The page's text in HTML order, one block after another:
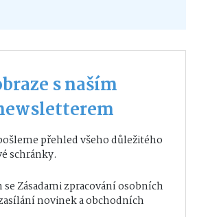
s naším
přehled všeho důležitého
schránky.
seZásadami zpracování osobních
novinek a obchodních